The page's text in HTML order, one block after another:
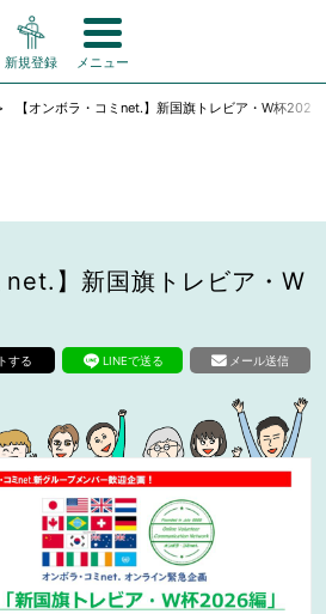
新規登録 メニュー
【オンボラ・コミnet.】新国旗トレビア・W杯2026
net.】新国旗トレビア・W
する LINEで送る メール送信